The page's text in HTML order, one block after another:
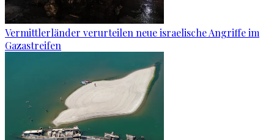
Vermittlerländer verurteilen neue israelische Angriffe im
Gazastreifen